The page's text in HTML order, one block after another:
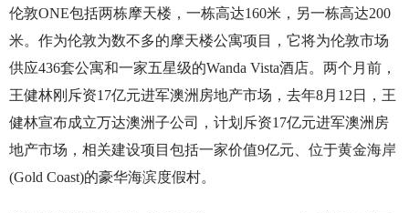
伦敦ONE包括两栋摩天楼，一栋高达160米，另一栋高达200
米。作为伦敦为数不多的摩天楼公寓项目，它将为伦敦市场
供应436套公寓和一家五星级的Wanda Vista酒店。两个月前，
王健林刚斥资17亿元进军澳洲房地产市场，去年8月12日，王
健林宣布成立万达澳洲子公司，计划斥资17亿元进军澳洲房
地产市场，相关建设项目包括一家价值9亿元、位于黄金海岸
(Gold Coast)的豪华海滨度假村。